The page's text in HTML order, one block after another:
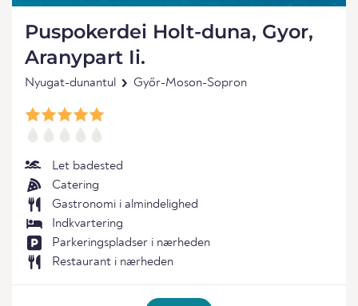
Puspokerdei Holt-duna, Gyor,
Aranypart Ii.
Nyugat-dunantul Győr-Moson-Sopron
Let badested
Catering
Gastronomi i almindelighed
Indkvartering
Parkeringspladser i nærheden
Restaurant i nærheden